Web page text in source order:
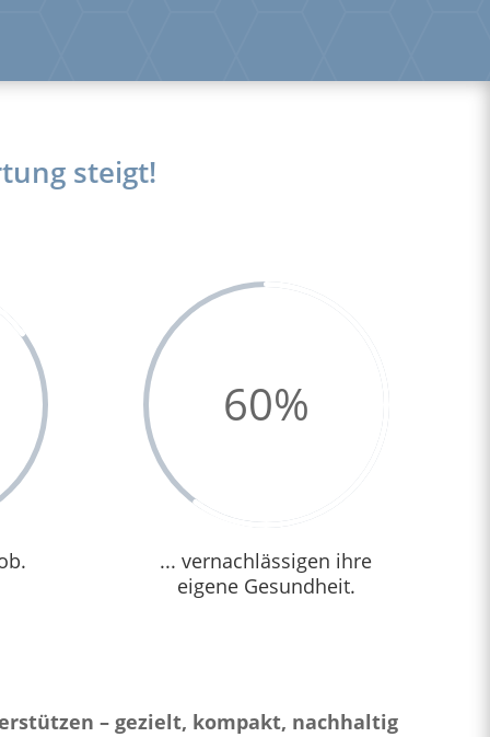
steigt!
60%
... vernachlässigen ihre
eigene Gesundheit.
– gezielt, kompakt, nachhaltig